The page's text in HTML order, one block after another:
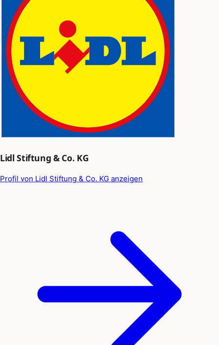
Lidl Stiftung & Co. KG
Profil von Lidl Stiftung & Co. KG anzeigen